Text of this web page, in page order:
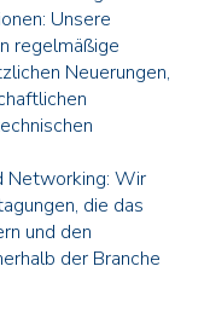
Unsere
regelmäßige
Neuerungen,
Networking: Wir
die das
und den
der Branche